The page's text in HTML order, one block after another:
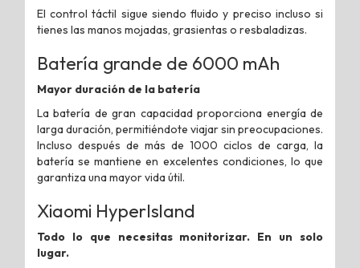
El control táctil sigue siendo fluido y preciso incluso si
tienes las manos mojadas, grasientas o resbaladizas.
Batería grande de 6000 mAh
Mayor duración de la batería
La batería de gran capacidad proporciona energía de
larga duración, permitiéndote viajar sin preocupaciones.
Incluso después de más de 1000 ciclos de carga, la
batería se mantiene en excelentes condiciones, lo que
garantiza una mayor vida útil.
Xiaomi HyperIsland
Todo lo que necesitas monitorizar. En un solo
lugar.